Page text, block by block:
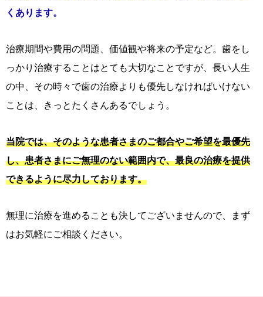
くあります。
治療期間や費用の問題、価値観や将来の予定など。歯をし
っかり治療することはとても大切なことですが、長い人生
の中、その時々で歯の治療よりも優先しなければいけない
ことは、きっとたくさんあるでしょう。
当院では、そのような患者さまのご都合やご希望を最優先
し、患者さまにご無理のない範囲内で、最良の治療を提供
できるように尽力しております。
無理に治療を進めることも決してございませんので、まず
はお気軽にご相談ください。